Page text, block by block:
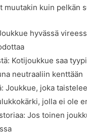
kuin pelkän
hyvässä
Kotijoukkue saa
neutraaliin kenttään
Joukkue, joka
jolla ei ole
Jos toinen